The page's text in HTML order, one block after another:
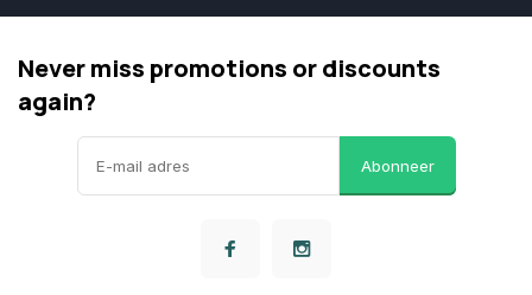
Never miss promotions or discounts
again?
Abonneer